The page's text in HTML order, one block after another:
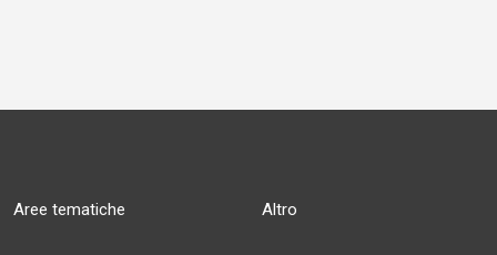
Aree tematiche Altro